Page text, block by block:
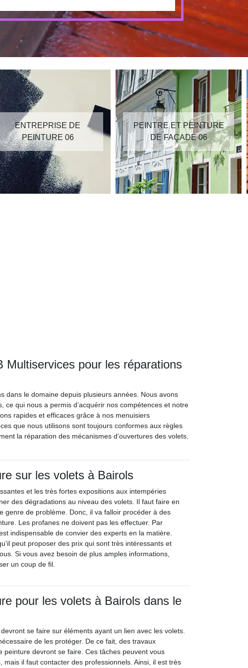
ENTREPRISE DE
PEINTURE 06
PEINTRE ET PEINTURE
DE FAÇADE 06
Multiservices pour les réparations
dans le domaine depuis plusieurs années. Nous avons
qui nous a permis d’acquérir nos compétences et notre
rapides et efficaces grâce à nos menuisiers
que nous utilisons sont toujours conformes aux règles
la réparation des mécanismes d’ouvertures des volets.
sur les volets à Bairols
et les très fortes expositions aux intempéries
des dégradations au niveau des volets. Il faut faire en
genre de problème. Donc, il va falloir procéder à des
Les profanes ne doivent pas les effectuer. Par
indispensable de convier des experts en la matière.
peut proposer des prix qui sont très intéressants et
Si vous avez besoin de plus amples informations,
un coup de fil.
pour les volets à Bairols dans le
se faire sur éléments ayant un lien avec les volets.
de les protéger. De ce fait, des travaux
peinture devront se faire. Ces tâches peuvent vous
mais il faut contacter des professionnels. Ainsi, il est très